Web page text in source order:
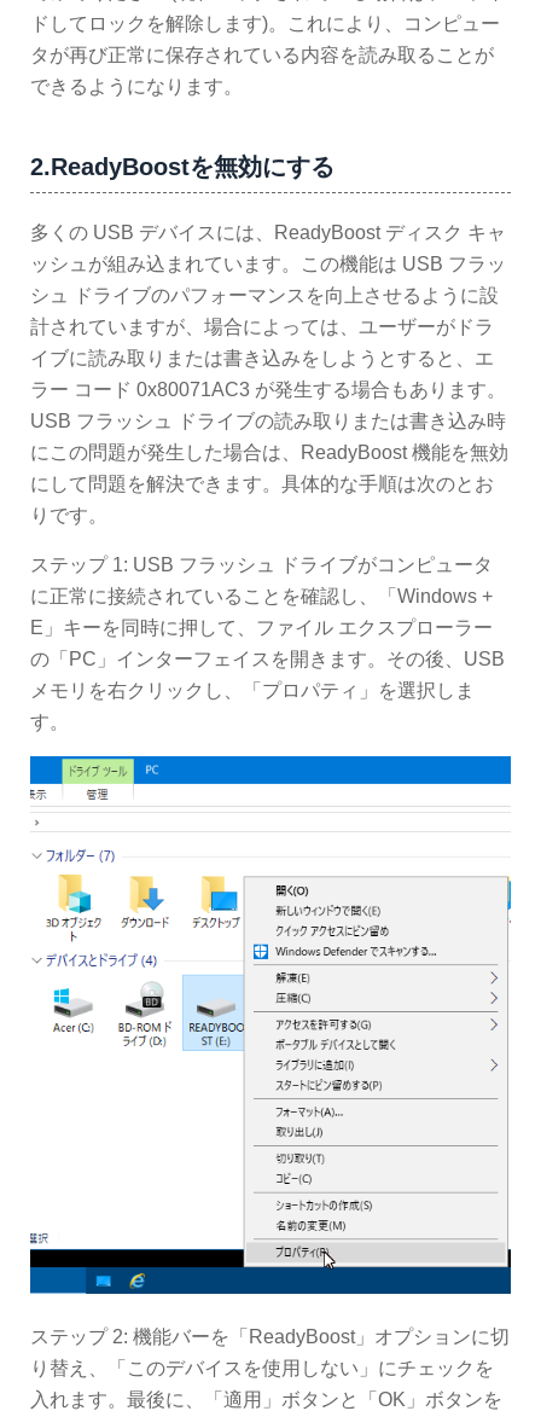
ドしてロックを解除します)。これにより、コンピュー
タが再び正常に保存されている内容を読み取ることが
できるようになります。
2.ReadyBoostを無効にする
多くの USB デバイスには、ReadyBoost ディスク キャ
ッシュが組み込まれています。この機能は USB フラッ
シュ ドライブのパフォーマンスを向上させるように設
計されていますが、場合によっては、ユーザーがドラ
イブに読み取りまたは書き込みをしようとすると、エ
ラー コード 0x80071AC3 が発生する場合もあります。
USB フラッシュ ドライブの読み取りまたは書き込み時
にこの問題が発生した場合は、ReadyBoost 機能を無効
にして問題を解決できます。具体的な手順は次のとお
りです。
ステップ 1: USB フラッシュ ドライブがコンピュータ
に正常に接続されていることを確認し、「Windows +
E」キーを同時に押して、ファイル エクスプローラー
の「PC」インターフェイスを開きます。その後、USB
メモリを右クリックし、「プロパティ」を選択しま
す。
ステップ 2: 機能バーを「ReadyBoost」オプションに切
り替え、「このデバイスを使用しない」にチェックを
入れます。最後に、「適用」ボタンと「OK」ボタンを